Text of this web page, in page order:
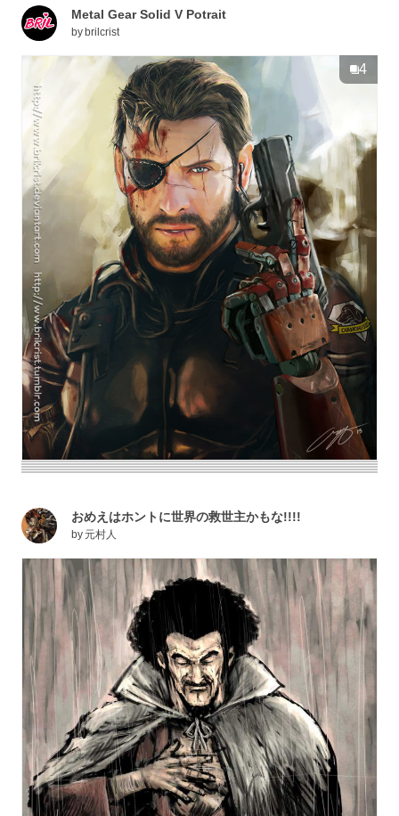
Metal Gear Solid V Potrait
bybrilcrist
4
おめえはホントに世界の救世主かもな!!!!
by元村人